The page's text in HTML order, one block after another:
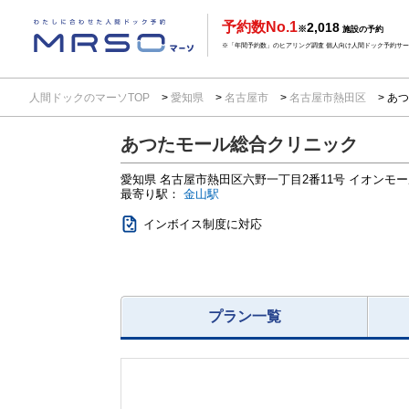
予約数No.1※2,018 施設の予約
※「年間予約数」のヒアリング調査 個人向け人間ドック予約サ
人間ドックのマーソTOP 愛知県 名古屋市 名古屋市熱田区 あ
あつたモール総合クリニック
愛知県 名古屋市熱田区六野一丁目2番11号 イオンモ
最寄り駅： 金山駅
インボイス制度に対応
プラン一覧